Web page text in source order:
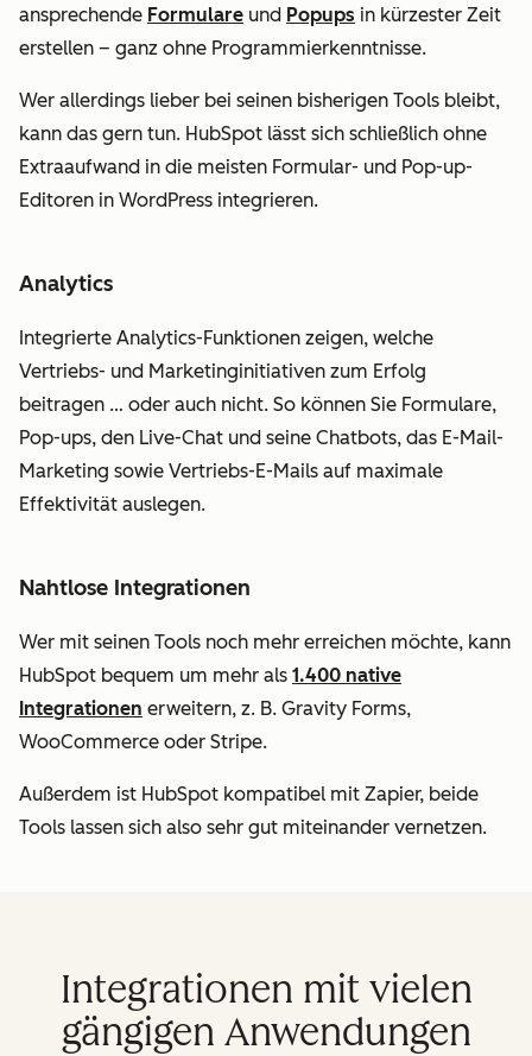
ansprechende Formulare und Popups in kürzester Zeit
erstellen – ganz ohne Programmierkenntnisse.
Wer allerdings lieber bei seinen bisherigen Tools bleibt,
kann das gern tun. HubSpot lässt sich schließlich ohne
Extraaufwand in die meisten Formular- und Pop-up-
Editoren in WordPress integrieren.
Analytics
Integrierte Analytics-Funktionen zeigen, welche
Vertriebs- und Marketinginitiativen zum Erfolg
beitragen … oder auch nicht. So können Sie Formulare,
Pop-ups, den Live-Chat und seine Chatbots, das E-Mail-
Marketing sowie Vertriebs-E-Mails auf maximale
Effektivität auslegen.
Nahtlose Integrationen
Wer mit seinen Tools noch mehr erreichen möchte, kann
HubSpot bequem um mehr als 1.400 native
Integrationen erweitern, z. B. Gravity Forms,
WooCommerce oder Stripe.
Außerdem ist HubSpot kompatibel mit Zapier, beide
Tools lassen sich also sehr gut miteinander vernetzen.
Integrationen mit vielen
gängigen Anwendungen